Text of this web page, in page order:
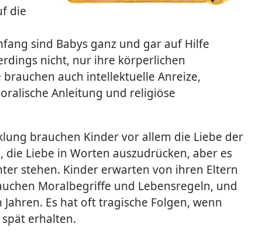
die
sind Babys ganz und gar auf Hilfe
nicht, nur ihre körperlichen
brauchen auch intellektuelle Anreize,
Anleitung und religiöse
brauchen Kinder vor allem die Liebe der
die Liebe in Worten auszudrücken, aber es
stehen. Kinder erwarten von ihren Eltern
Moralbegriffe und Lebensregeln, und
Es hat oft tragische Folgen, wenn
erhalten.